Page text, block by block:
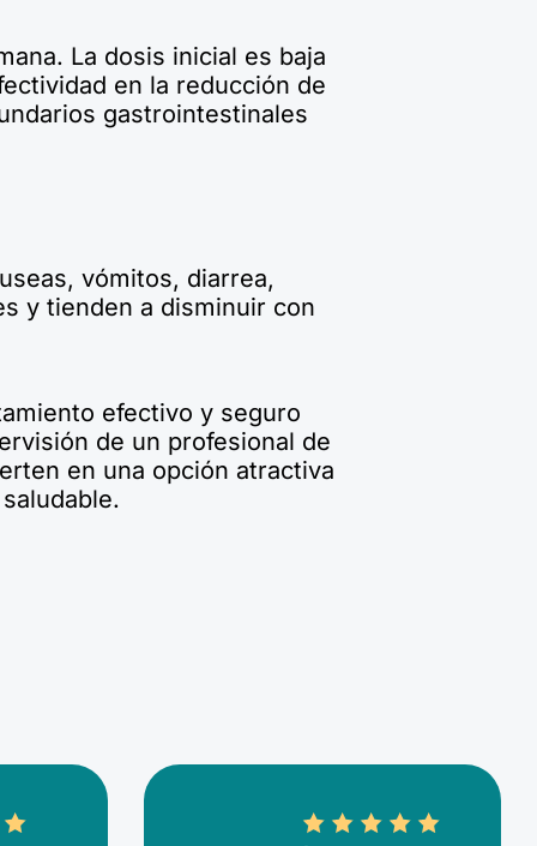
La dosis inicial es baja
en la reducción de
gastrointestinales
vómitos, diarrea,
y tienden a disminuir con
efectivo y seguro
de un profesional de
en una opción atractiva